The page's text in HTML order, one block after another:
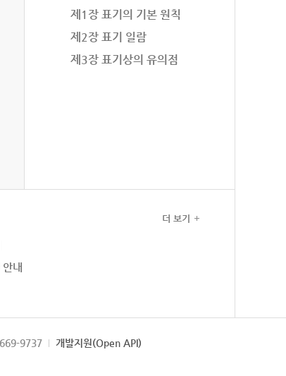
제1장 표기의 기본 원칙
제2장 표기 일람
제3장 표기상의 유의점
내
더 보기
9737 개발지원(Open API)